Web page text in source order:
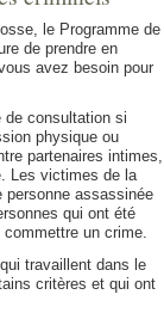
le Programme de
de prendre en
avez besoin pour
de consultation si
physique ou
partenaires intimes,
Les victimes de la
personne assassinée
qui ont été
commettre un crime.
travaillent dans le
critères et qui ont